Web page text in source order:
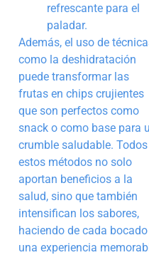
refrescante para el
paladar.
Además, el uso de
como la deshidratación
puede transformar las
frutas en chips crujientes
que son perfectos como
snack o como base para
crumble saludable. Todos
estos métodos no solo
aportan beneficios a la
salud, sino que también
intensifican los sabores,
haciendo de cada bocado
una experiencia